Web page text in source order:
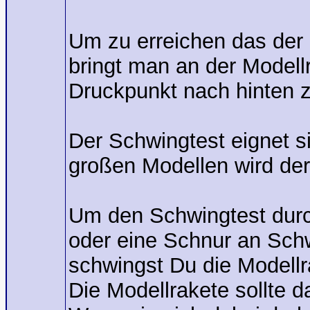
Um zu erreichen das
bringt man an der
Druckpunkt nach hinten
Der Schwingtest eignet
großen Modellen wird
Um den Schwingtest
oder eine Schnur an
schwingst Du die
Die Modellrakete sollte